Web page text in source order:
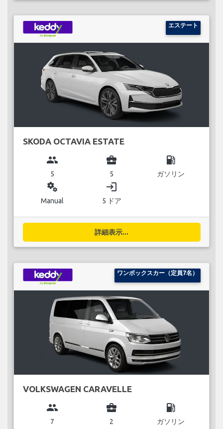
エステート
SKODA OCTAVIA ESTATE
group
5
business_center
5
local_gas_station
ガソリン
miscellaneous_services
Manual
login
5 ドア
詳細表示...
ワンボックスカー（定員7名）
VOLKSWAGEN CARAVELLE
group
7
business_center
2
local_gas_station
ガソリン